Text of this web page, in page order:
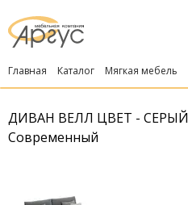
Главная Каталог Мягкая мебель
ДИВАН ВЕЛЛ ЦВЕТ - СЕРЫЙ
Современный